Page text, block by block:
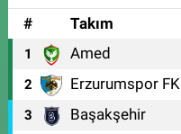
#
Takım
1 Amed
2 Erzurumspor FK
3 Başakşehir